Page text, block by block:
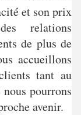
et son prix
relations
de plus de
accueillons
tant au
pourrons
avenir.